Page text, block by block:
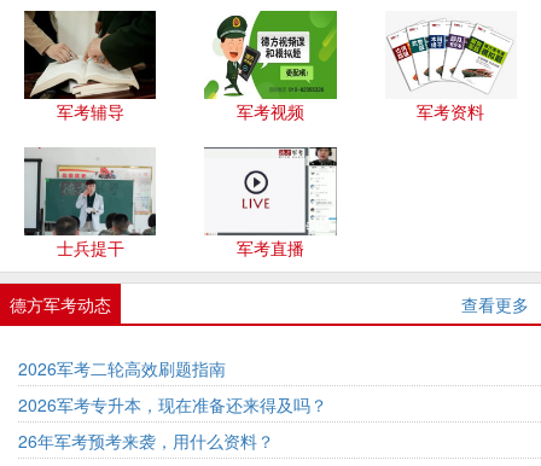
军考辅导 军考视频 军考资料
士兵提干 军考直播
德方军考动态 查看更多
2026军考二轮高效刷题指南
2026军考专升本，现在准备还来得及吗？
26年军考预考来袭，用什么资料？